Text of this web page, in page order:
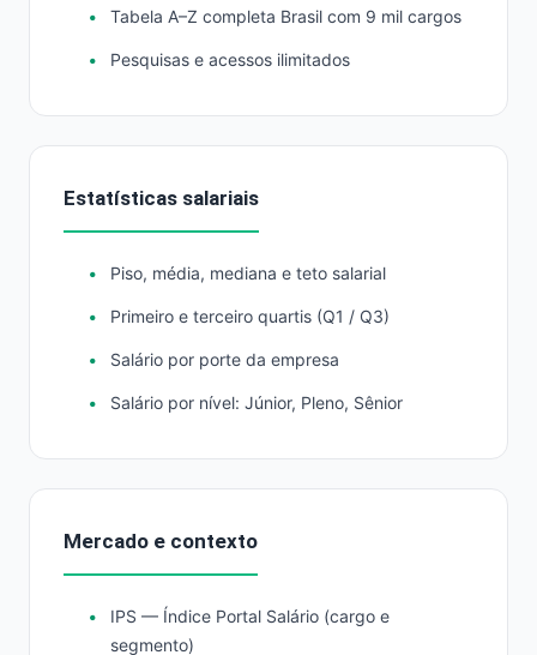
Tabela A–Z completa Brasil com 9 mil cargos
Pesquisas e acessos ilimitados
Estatísticas salariais
Piso, média, mediana e teto salarial
Primeiro e terceiro quartis (Q1 / Q3)
Salário por porte da empresa
Salário por nível: Júnior, Pleno, Sênior
Mercado e contexto
IPS — Índice Portal Salário (cargo e
segmento)